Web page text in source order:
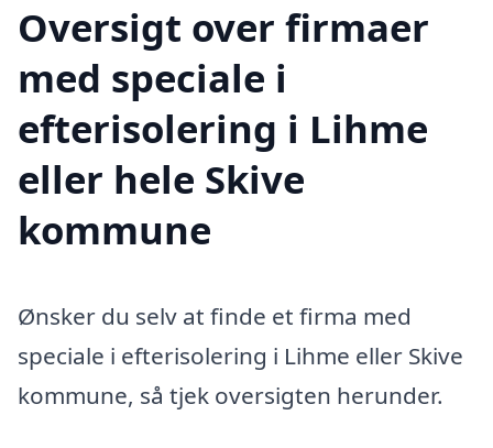
Oversigt over firmaer
med speciale i
efterisolering i Lihme
eller hele Skive
kommune
Ønsker du selv at finde et firma med
speciale i efterisolering i Lihme eller Skive
kommune, så tjek oversigten herunder.